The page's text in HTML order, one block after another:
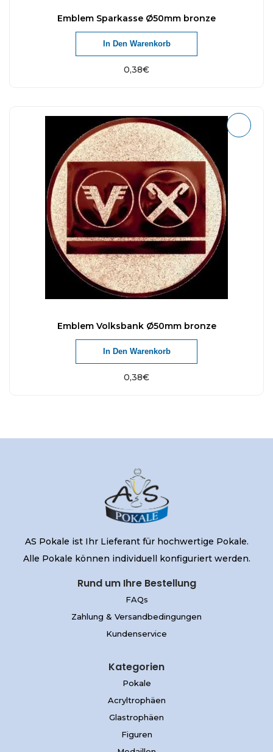
Emblem Sparkasse Ø50mm bronze
0,38€
In Den Warenkorb
Emblem Volksbank Ø50mm bronze
0,38€
In Den Warenkorb
AS Pokale ist Ihr Lieferant für hochwertige Pokale.
Alle Pokale können individuell konfiguriert werden.
Rund um Ihre Bestellung
FAQs
Zahlung & Versandbedingungen
Kundenservice
Kategorien
Pokale
Acryltrophäen
Glastrophäen
Figuren